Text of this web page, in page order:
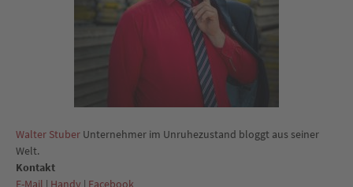
Walter Stuber Unternehmer im Unruhezustand bloggt aus seiner
Welt.
Kontakt
E-Mail | Handy | Facebook